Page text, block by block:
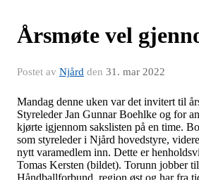
Årsmøte vel
Postet av Njård den 31. mar 2022
Mandag denne uken var det invitert til
Styreleder Jan Gunnar Boehlke og for
kjørte igjennom sakslisten på en time.
som styreleder i Njård hovedstyre,
nytt varamedlem inn. Dette er
Tomas Kersten (bildet). Torunn jobber
Håndballforbund, region øst og har fra